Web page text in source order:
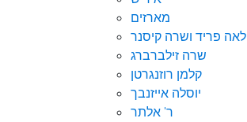
מארזים
לאה פריד ושרה קיסנר
שרה זילברברג
קלמן רוזנגרטן
יוסלה אייזנבך
ר' אלתר